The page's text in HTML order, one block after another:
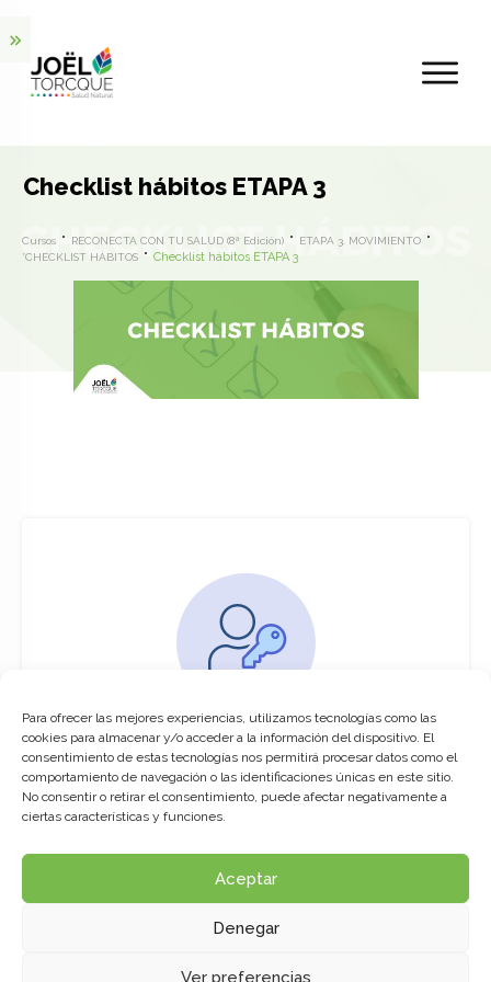
Para ofrecer las mejores experiencias, utilizamos tecnologías como las
cookies para almacenar y/o acceder a la información del dispositivo. El
consentimiento de estas tecnologías nos permitirá procesar datos como el
comportamiento de navegación o las identificaciones únicas en este sitio.
No consentir o retirar el consentimiento, puede afectar negativamente a
ciertas características y funciones.
Aceptar
Denegar
Ver preferencias
Checklist hábitos ETAPA 3
Cursos RECONECTA CON TU SALUD (8ª Edición)
ETAPA 3. MOVIMIENTO
*CHECKLIST HÁBITOS
Checklist hábitos ETAPA 3
You must be logged in to access this
course
This course is only available for registered
Click here to login